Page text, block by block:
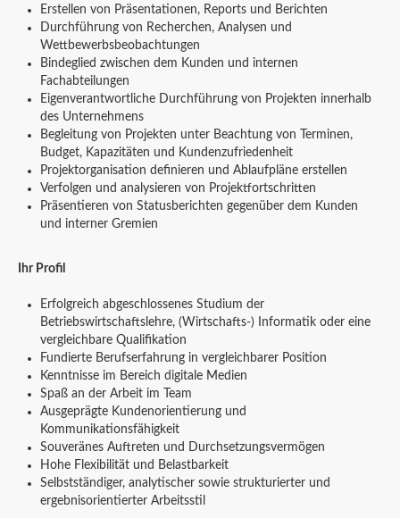
Erstellen von Präsentationen, Reports und Berichten
Durchführung von Recherchen, Analysen und
Wettbewerbsbeobachtungen
Bindeglied zwischen dem Kunden und internen
Fachabteilungen
Eigenverantwortliche Durchführung von Projekten innerhalb
des Unternehmens
Begleitung von Projekten unter Beachtung von Terminen,
Budget, Kapazitäten und Kundenzufriedenheit
Projektorganisation definieren und Ablaufpläne erstellen
Verfolgen und analysieren von Projektfortschritten
Präsentieren von Statusberichten gegenüber dem Kunden
und interner Gremien
Ihr Profil
Erfolgreich abgeschlossenes Studium der
Betriebswirtschaftslehre, (Wirtschafts-) Informatik oder eine
vergleichbare Qualifikation
Fundierte Berufserfahrung in vergleichbarer Position
Kenntnisse im Bereich digitale Medien
Spaß an der Arbeit im Team
Ausgeprägte Kundenorientierung und
Kommunikationsfähigkeit
Souveränes Auftreten und Durchsetzungsvermögen
Hohe Flexibilität und Belastbarkeit
Selbstständiger, analytischer sowie strukturierter und
ergebnisorientierter Arbeitsstil